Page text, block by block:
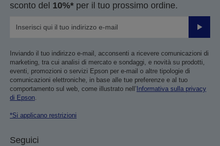
sconto del 10%* per il tuo prossimo ordine.
Invia
Inviando il tuo indirizzo e-mail, acconsenti a ricevere comunicazioni di
marketing, tra cui analisi di mercato e sondaggi, e novità su prodotti,
eventi, promozioni o servizi Epson per e-mail o altre tipologie di
comunicazioni elettroniche, in base alle tue preferenze e al tuo
comportamento sul web, come illustrato nell’ Informativa sulla privacy
di Epson.
*Si applicano restrizioni
Seguici